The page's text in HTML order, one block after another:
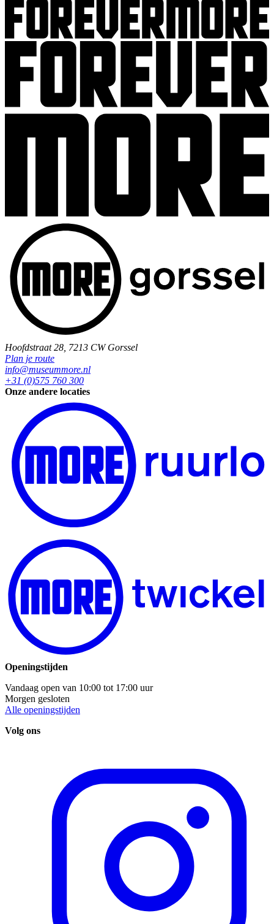
Hoofdstraat 28, 7213 CW Gorssel
Plan je route
info@museummore.nl
+31 (0)575 760 300
Onze andere locaties
Openingstijden
Vandaag open van 10:00 tot 17:00 uur
Morgen gesloten
Alle openingstijden
Volg ons